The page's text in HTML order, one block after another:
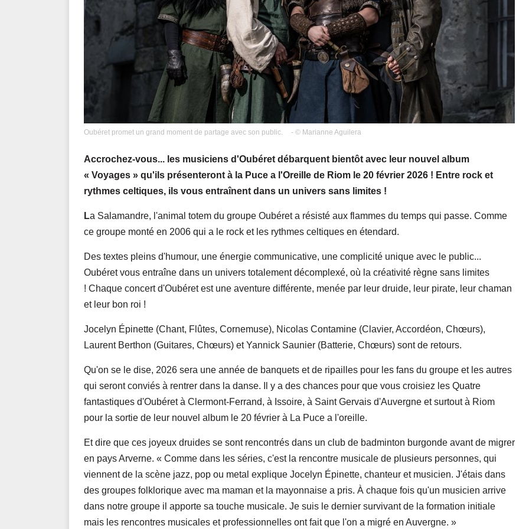
Oubéret promet un grand moment de partage avec son public. - © Marianne Aguilera
Accrochez-vous... les musiciens d'Oubéret débarquent bientôt avec leur nouvel album
« Voyages » qu'ils présenteront à la Puce a l'Oreille de Riom le 20 février 2026 ! Entre rock et
rythmes celtiques, ils vous entraînent dans un univers sans limites !
La Salamandre, l'animal totem du groupe Oubéret a résisté aux flammes du temps qui passe. Comme
ce groupe monté en 2006 qui a le rock et les rythmes celtiques en étendard.
Des textes pleins d'humour, une énergie communicative, une complicité unique avec le public...
Oubéret vous entraîne dans un univers totalement décomplexé, où la créativité règne sans limites
! Chaque concert d'Oubéret est une aventure différente, menée par leur druide, leur pirate, leur chaman
et leur bon roi !
Jocelyn Épinette (Chant, Flûtes, Cornemuse), Nicolas Contamine (Clavier, Accordéon, Chœurs),
Laurent Berthon (Guitares, Chœurs) et Yannick Saunier (Batterie, Chœurs) sont de retours.
Qu'on se le dise, 2026 sera une année de banquets et de ripailles pour les fans du groupe et les autres
qui seront conviés à rentrer dans la danse. Il y a des chances pour que vous croisiez les Quatre
fantastiques d'Oubéret à Clermont-Ferrand, à Issoire, à Saint Gervais d'Auvergne et surtout à Riom
pour la sortie de leur nouvel album le 20 février à La Puce a l'oreille.
Et dire que ces joyeux druides se sont rencontrés dans un club de badminton burgonde avant de migrer
en pays Arverne. « Comme dans les séries, c'est la rencontre musicale de plusieurs personnes, qui
viennent de la scène jazz, pop ou metal explique Jocelyn Épinette, chanteur et musicien. J'étais dans
des groupes folklorique avec ma maman et la mayonnaise a pris. À chaque fois qu'un musicien arrive
dans notre groupe il apporte sa touche musicale. Je suis le dernier survivant de la formation initiale
mais les rencontres musicales et professionnelles ont fait que l'on a migré en Auvergne. »